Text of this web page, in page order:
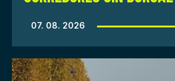
07. 08. 2026